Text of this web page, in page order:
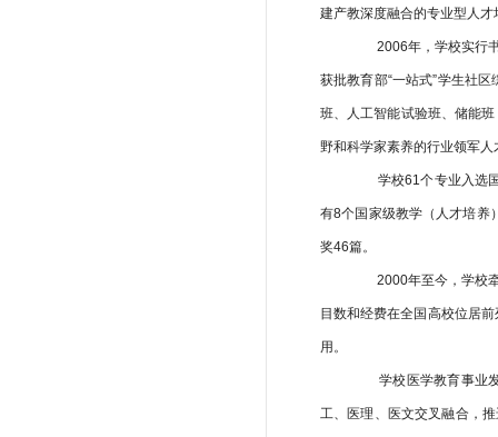
建产教深度融合的专业型人
2006年，学校实行书
获批教育部“一站式”学生社
班、人工智能试验班、储能
野和科学家素养的行业领军
学校61个专业入选国
有8个国家级教学（人才培养
奖46篇。
2000年至今，学校牵
目数和经费在全国高校位居
用。
学校医学教育事业发
工、医理、医文交叉融合，